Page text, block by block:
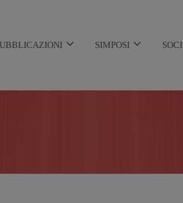
SIMPOSI SOCI